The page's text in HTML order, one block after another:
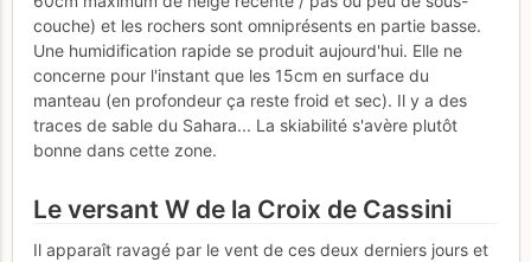
couche) et les rochers sont omniprésents en partie basse.
Une humidification rapide se produit aujourd'hui. Elle ne
concerne pour l'instant que les 15cm en surface du
manteau (en profondeur ça reste froid et sec). Il y a des
traces de sable du Sahara... La skiabilité s'avère plutôt
bonne dans cette zone.
Le versant W de la Croix de Cassini
Il apparaît ravagé par le vent de ces deux derniers jours et